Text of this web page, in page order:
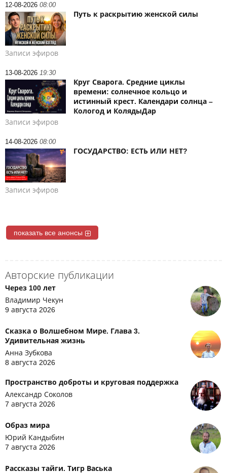
12-08-2026 08:00
Путь к раскрытию женской силы
Записи эфиров
13-08-2026 19:30
Круг Сварога. Средние циклы
времени: солнечное кольцо и
истинный крест. Календари солнца –
Кологод и КолядыДар
Записи эфиров
14-08-2026 08:00
ГОСУДАРСТВО: ЕСТЬ ИЛИ НЕТ?
Записи эфиров
показать все анонсы
Авторские публикации
Через 100 лет
Владимир Чекун
9 августа 2026
Сказка о Волшебном Мире. Глава 3.
Удивительная жизнь
Анна Зубкова
8 августа 2026
Пространство доброты и круговая поддержка
Александр Соколов
7 августа 2026
Образ мира
Юрий Кандыбин
7 августа 2026
Рассказы тайги. Тигр Васька